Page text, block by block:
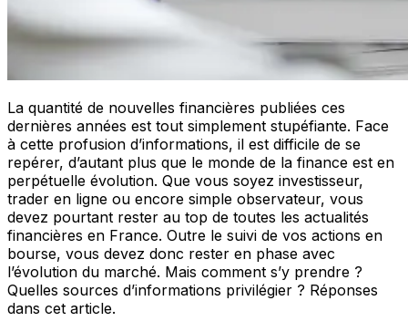
La quantité de nouvelles financières publiées ces
dernières années est tout simplement stupéfiante. Face
à cette profusion d’informations, il est difficile de se
repérer, d’autant plus que le monde de la finance est en
perpétuelle évolution. Que vous soyez investisseur,
trader en ligne ou encore simple observateur, vous
devez pourtant rester au top de toutes les actualités
financières en France. Outre le suivi de vos actions en
bourse, vous devez donc rester en phase avec
l’évolution du marché. Mais comment s’y prendre ?
Quelles sources d’informations privilégier ? Réponses
dans cet article.